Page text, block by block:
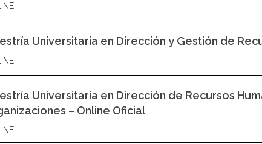
Universitaria en Dirección y Gestión de
Universitaria en Dirección de Recursos
– Online Oficial